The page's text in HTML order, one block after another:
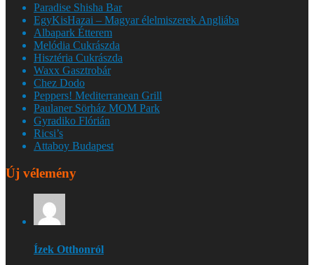
Paradise Shisha Bar
EgyKisHazai – Magyar élelmiszerek Angliába
Albapark Étterem
Melódia Cukrászda
Hisztéria Cukrászda
Waxx Gasztrobár
Chez Dodo
Peppers! Mediterranean Grill
Paulaner Sörház MOM Park
Gyradiko Flórián
Ricsi’s
Attaboy Budapest
Új vélemény
Ízek Otthonról